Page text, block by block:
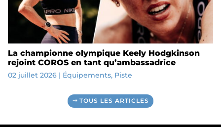
La championne olympique Keely Hodgkinson
rejoint COROS en tant qu’ambassadrice
02 juillet 2026| Équipements, Piste
TOUS LES ARTICLES